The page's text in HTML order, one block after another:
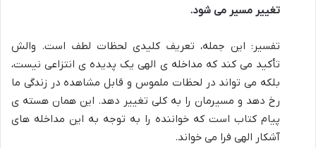
تغییر مسیر می شود.
تفسیر: این جمله، تعریف کلیدی لحظات لطف است. والش
تأکید می کند که مداخله ی الهی یک پدیده ی انتزاعی نیست،
بلکه می تواند در لحظات ملموس و قابل مشاهده در زندگی ما
رخ دهد و مسیرمان را به کلی تغییر دهد. این همان هسته ی
پیام کتاب است که خواننده را به توجه به این مداخله های
آشکار الهی فرا می خواند.